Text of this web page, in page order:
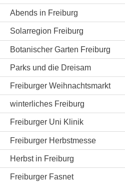
Abends in Freiburg
Solarregion Freiburg
Botanischer Garten Freiburg
Parks und die Dreisam
Freiburger Weihnachtsmarkt
winterliches Freiburg
Freiburger Uni Klinik
Freiburger Herbstmesse
Herbst in Freiburg
Freiburger Fasnet